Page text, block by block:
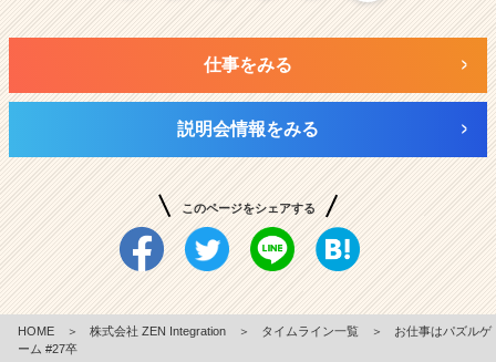
仕事をみる
説明会情報をみる
このページをシェアする
HOME ＞ 株式会社 ZEN Integration ＞ タイムライン一覧 ＞
お仕事はパズルゲ
ーム #27卒